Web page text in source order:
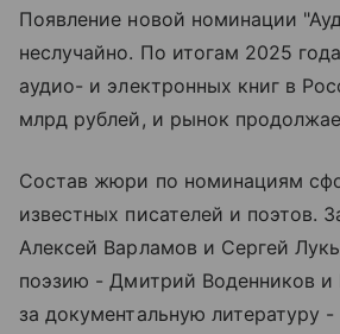
Появление новой номинации
неслучайно. По итогам 2025
аудио- и электронных книг в
млрд рублей, и рынок
Состав жюри по номинациям
известных писателей и поэтов.
Алексей Варламов и Сергей
поэзию - Дмитрий Воденников и
за документальную литературу